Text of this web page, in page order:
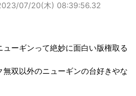
07/20(木) 08:39:56.32
ューギンって絶妙に面白い版権取る
無双以外のニューギンの台好きやな